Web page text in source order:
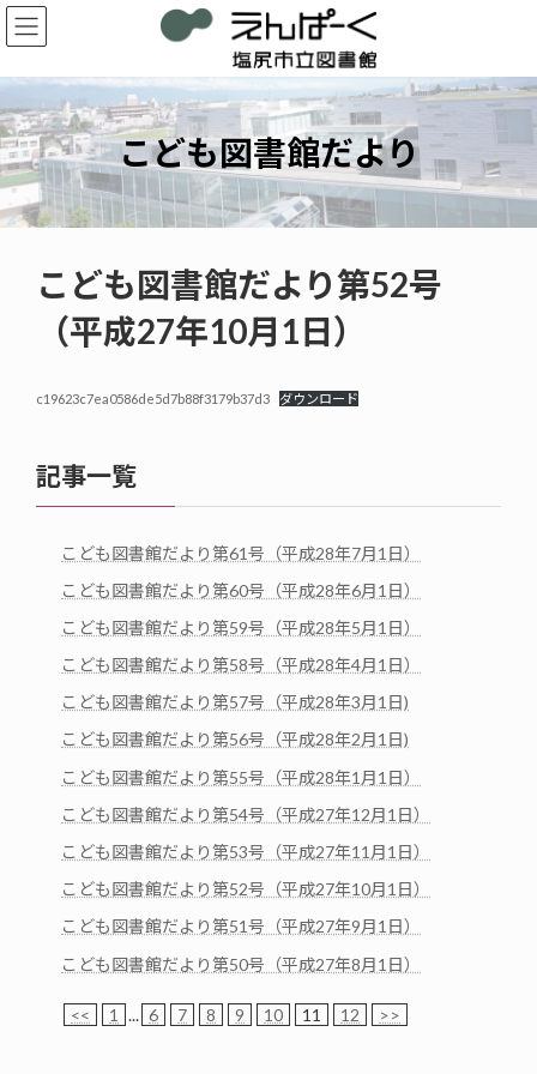
コ
ン
ン
ツ
へ
ス
キ
ッ
プ
ナ
ビ
ー
シ
ョ
ン
に
移
動
こども図書館だより
こども図書館だより第52号
（平成27年10月1日）
c19623c7ea0586de5d7b88f3179b37d3 ダウンロード
記事一覧
こども図書館だより第61号（平成28年7月1日）
こども図書館だより第60号（平成28年6月1日）
こども図書館だより第59号（平成28年5月1日）
こども図書館だより第58号（平成28年4月1日）
こども図書館だより第57号（平成28年3月1日)
こども図書館だより第56号（平成28年2月1日)
こども図書館だより第55号（平成28年1月1日）
こども図書館だより第54号（平成27年12月1日）
こども図書館だより第53号（平成27年11月1日）
こども図書館だより第52号（平成27年10月1日）
こども図書館だより第51号（平成27年9月1日）
こども図書館だより第50号（平成27年8月1日）
<< 1 ... 6 7 8 9 10 11 12 >>